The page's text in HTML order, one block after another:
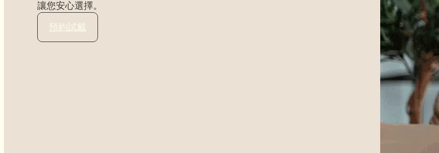
讓您安心選擇。
預約試戴